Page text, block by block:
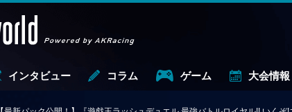
インタビュー コラム ゲーム 大会情報